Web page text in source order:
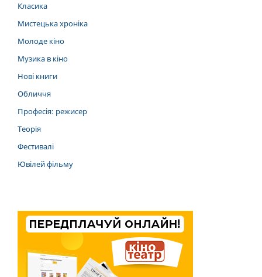
Класика
Мистецька хроніка
Молоде кіно
Музика в кіно
Нові книги
Обличчя
Професія: режисер
Теорія
Фестивалі
Ювілей фільму